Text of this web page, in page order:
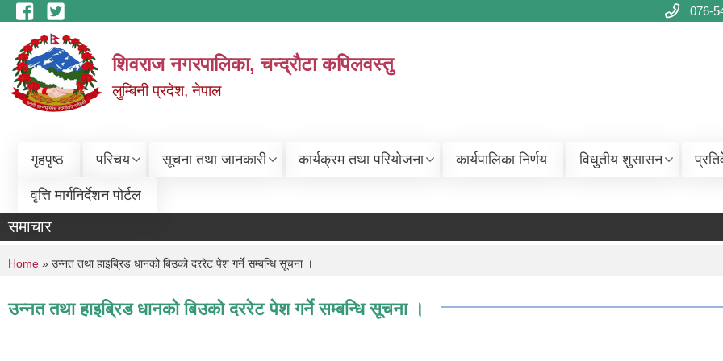
Skip to main content 076-
शिवराज नगरपालिका, चन्द्राैटा कपिलवस्तु
लुम्बिनी प्रदेश, नेपाल
गृहपृष्ठ परिचय सूचना तथा जानकारी कार्यक्रम तथा परियोजना कार्यपालिका निर्णय विधुतीय शुसासन
वृत्ति मार्गनिर्देशन पोर्टल
समाचार
You are here
Home » उन्‍नत तथा हाइब्रिड धानको बिउको दररेट पेश गर्ने सम्बन्धि सूचना ।
उन्‍नत तथा हाइब्रिड धानको बिउको दररेट पेश गर्ने सम्बन्धि सूचना ।